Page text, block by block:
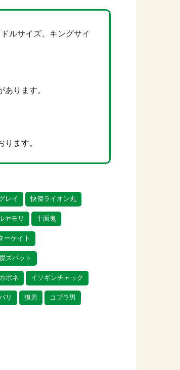
ルサイズ、キングサイ
ります。
ます。
レイ 快傑ライオン丸
ヤモリ 十面鬼
ーケイト
ズバット
ポネ イソギンチャック
リ 狼男 コブラ男